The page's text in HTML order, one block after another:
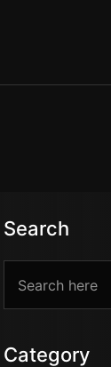
Search
Category